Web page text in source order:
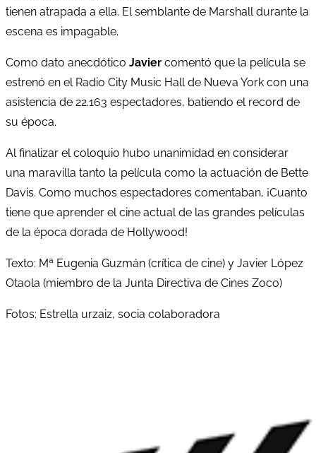
tienen atrapada a ella. El semblante de Marshall durante la
escena es impagable.
Como dato anecdótico Javier comentó que la película se
estrenó en el Radio City Music Hall de Nueva York con una
asistencia de 22.163 espectadores, batiendo el record de
su época.
Al finalizar el coloquio hubo unanimidad en considerar
una maravilla tanto la película como la actuación de Bette
Davis. Como muchos espectadores comentaban, ¡Cuanto
tiene que aprender el cine actual de las grandes películas
de la época dorada de Hollywood!
Texto: Mª Eugenia Guzmán (crítica de cine) y Javier López
Otaola (miembro de la Junta Directiva de Cines Zoco)
Fotos: Estrella urzaiz, socia colaboradora